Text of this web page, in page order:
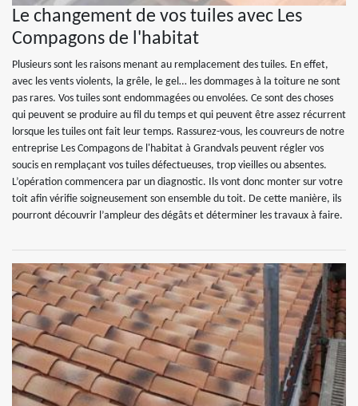
Le changement de vos tuiles avec Les
Compagons de l'habitat
Plusieurs sont les raisons menant au remplacement des tuiles. En effet,
avec les vents violents, la grêle, le gel… les dommages à la toiture ne sont
pas rares. Vos tuiles sont endommagées ou envolées. Ce sont des choses
qui peuvent se produire au fil du temps et qui peuvent être assez récurrent
lorsque les tuiles ont fait leur temps. Rassurez-vous, les couvreurs de notre
entreprise Les Compagons de l'habitat à Grandvals peuvent régler vos
soucis en remplaçant vos tuiles défectueuses, trop vieilles ou absentes.
L’opération commencera par un diagnostic. Ils vont donc monter sur votre
toit afin vérifie soigneusement son ensemble du toit. De cette manière, ils
pourront découvrir l’ampleur des dégâts et déterminer les travaux à faire.